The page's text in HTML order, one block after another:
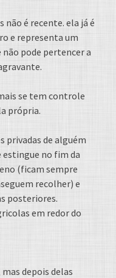
é recente. ela já é
e representa um
pode pertencer a
se tem controle
própria.
privadas de alguém
estingue no fim da
(ficam sempre
recolher) e
posteriores.
em redor do
depois delas